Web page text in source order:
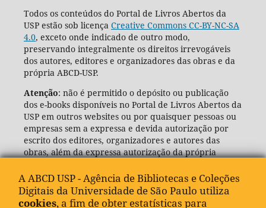
Todos os conteúdos do Portal de Livros Abertos da
USP estão sob licença Creative Commons CC-BY-NC-SA
4.0, exceto onde indicado de outro modo,
preservando integralmente os direitos irrevogáveis
dos autores, editores e organizadores das obras e da
própria ABCD-USP.
Atenção: não é permitido o depósito ou publicação
dos e-books disponíveis no Portal de Livros Abertos da
USP em outros websites ou por quaisquer pessoas ou
empresas sem a expressa e devida autorização por
escrito dos editores, organizadores e autores das
obras, além da expressa autorização da própria
(ABCD-USP).
A ABCD USP - Agência de Bibliotecas e Coleções
Digitais da Universidade de São Paulo utiliza
cookies, a fim de obter estatísticas para